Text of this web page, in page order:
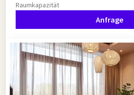
Raumkapazität
Anfrage